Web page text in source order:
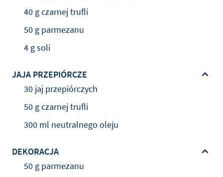
40 g czarnej trufli
50 g parmezanu
4 g soli
JAJA PRZEPIÓRCZE
30 jaj przepiórczych
50 g czarnej trufli
300 ml neutralnego oleju
DEKORACJA
50 g parmezanu